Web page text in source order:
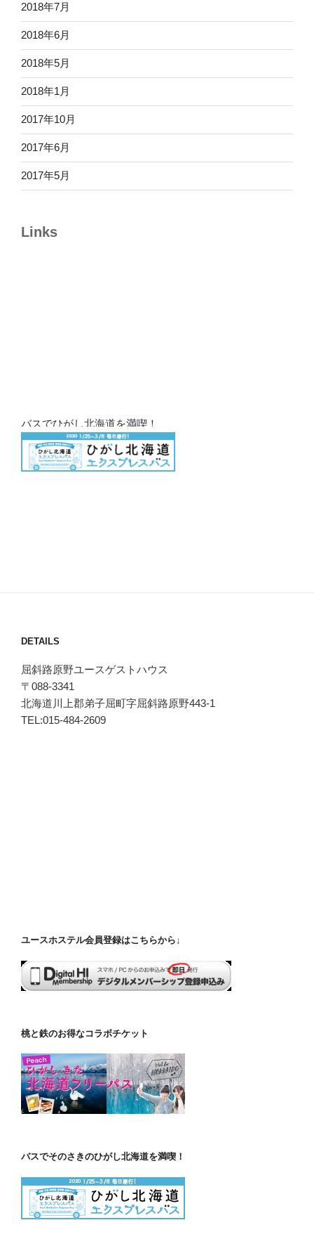
2018年7月
2018年6月
2018年5月
2018年1月
2017年10月
2017年6月
2017年5月
Links
バスでひがし北海道を満喫！
DETAILS
屈斜路原野ユースゲストハウス
〒088-3341
北海道川上郡弟子屈町字屈斜路原野443-1
TEL:015-484-2609
ユースホステル会員登録はこちらから↓
桃と鉄のお得なコラボチケット
バスでそのさきのひがし北海道を満喫！